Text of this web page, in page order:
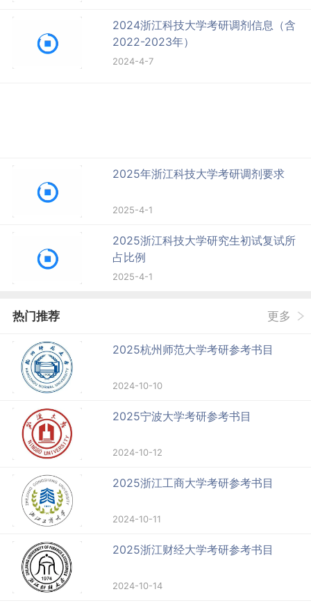
2024浙江科技大学考研调剂信息（含
2022-2023年）
2024-4-7
2025年浙江科技大学考研调剂要求
2025-4-1
2025浙江科技大学研究生初试复试所
占比例
2025-4-1
热门推荐 更多
2025杭州师范大学考研参考书目
2024-10-10
2025宁波大学考研参考书目
2024-10-12
2025浙江工商大学考研参考书目
2024-10-11
2025浙江财经大学考研参考书目
2024-10-14